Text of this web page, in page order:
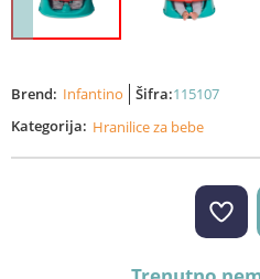
Brend: Infantino Šifra:115107
Kategorija: Hranilice za bebe